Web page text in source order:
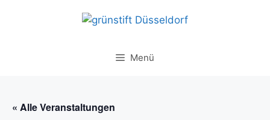
Menü
« Alle Veranstaltungen